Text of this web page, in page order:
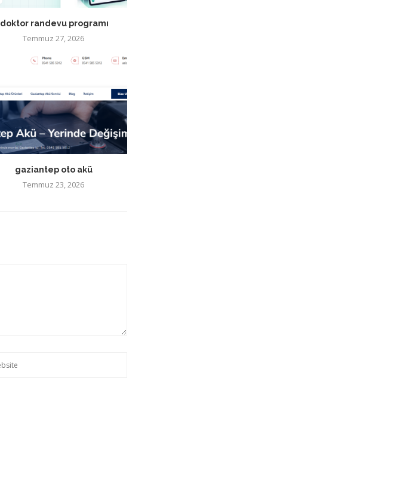
doktor randevu programı
Temmuz 27, 2026
gaziantep oto akü
Temmuz 23, 2026